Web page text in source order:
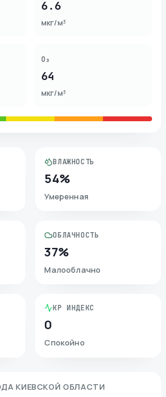
6.6
мкг/м³
O₃
64
мкг/м³
ВЛАЖНОСТЬ
54%
Умеренная
ОБЛАЧНОСТЬ
37%
Малооблачно
KP ИНДЕКС
0
Спокойно
КИЕВСКОЙ ОБЛАСТИ